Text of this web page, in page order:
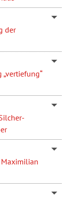
der
Maximilian